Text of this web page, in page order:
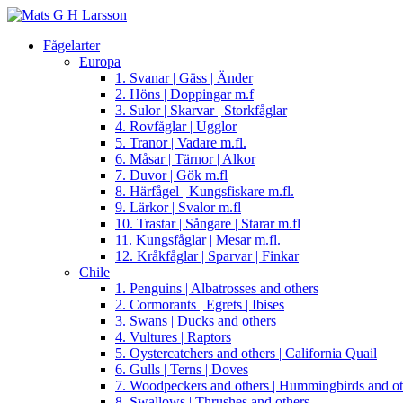
Fågelarter
Europa
1. Svanar | Gäss | Änder
2. Höns | Doppingar m.f
3. Sulor | Skarvar | Storkfåglar
4. Rovfåglar | Ugglor
5. Tranor | Vadare m.fl.
6. Måsar | Tärnor | Alkor
7. Duvor | Gök m.fl
8. Härfågel | Kungsfiskare m.fl.
9. Lärkor | Svalor m.fl
10. Trastar | Sångare | Starar m.fl
11. Kungsfåglar | Mesar m.fl.
12. Kråkfåglar | Sparvar | Finkar
Chile
1. Penguins | Albatrosses and others
2. Cormorants | Egrets | Ibises
3. Swans | Ducks and others
4. Vultures | Raptors
5. Oystercatchers and others | California Quail
6. Gulls | Terns | Doves
7. Woodpeckers and others | Hummingbirds and